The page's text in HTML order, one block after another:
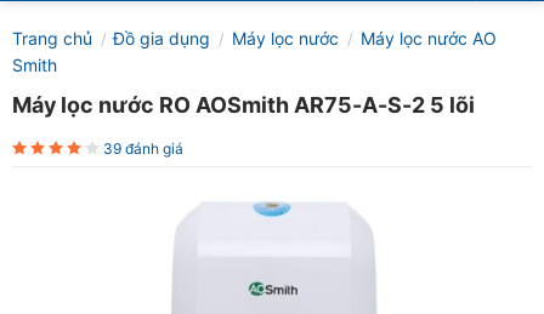
Trang chủ / Đồ gia dụng / Máy lọc nước / Máy lọc nước AO
Smith
Máy lọc nước RO AOSmith AR75-A-S-2 5 lõi
39 đánh giá